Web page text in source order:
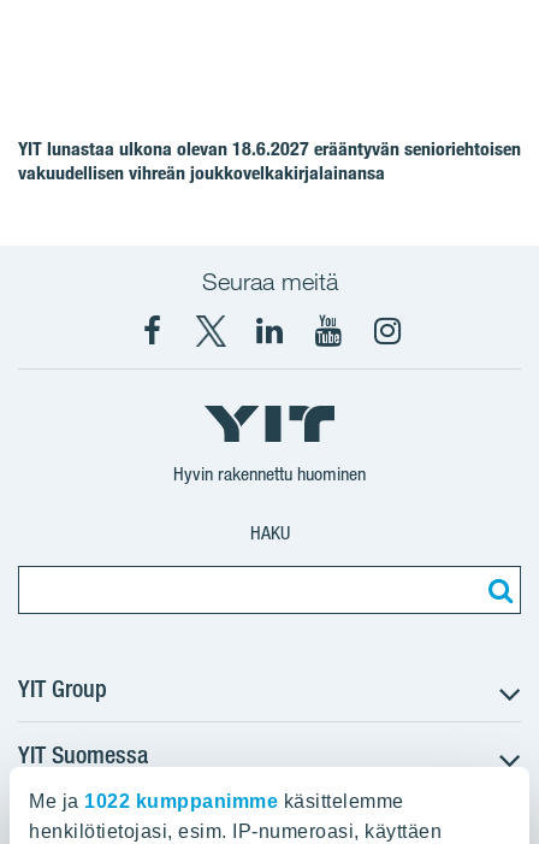
Me ja 1022 kumppanimme käsittelemme
henkilötietojasi, esim. IP-numeroasi, käyttäen
YIT lunastaa ulkona olevan 18.6.2027 erääntyvän senioriehtoisen
vakuudellisen vihreän joukkovelkakirjalainansa
Seuraa meitä
Facebook
X
YIT
Suomi
YIT
Corporation
YIT
Corporation
Instagram
Hyvin rakennettu huominen
HAKU
YIT Group
Tietoa YIT:stä
Töihin meille
Sijoittajat
YIT Suomessa
Myytävät asunnot
YIT:n pääkonttori